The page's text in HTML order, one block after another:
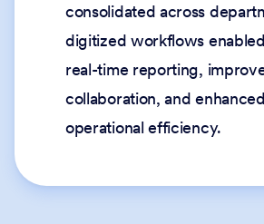
consolidated across
digitized workflows
real-time reporting,
collaboration, and enhanced
operational efficiency.